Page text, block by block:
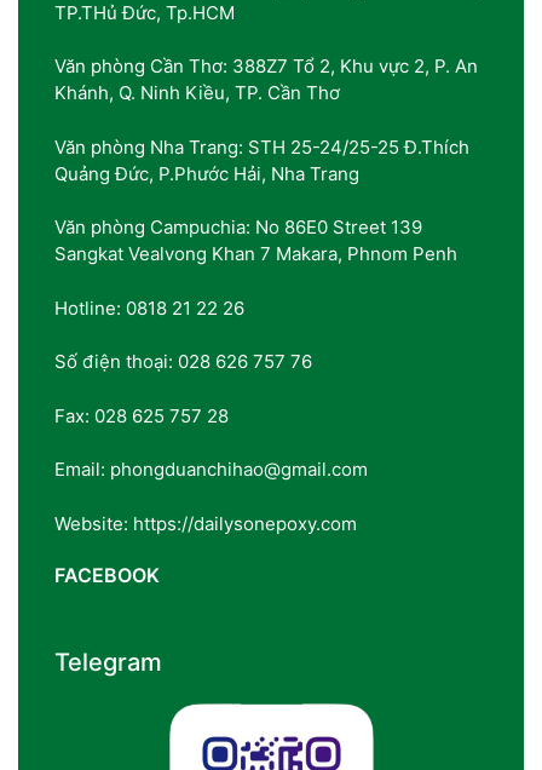
TP.THủ Đức, Tp.HCM
Văn phòng Cần Thơ: 388Z7 Tổ 2, Khu vực 2, P. An
Khánh, Q. Ninh Kiều, TP. Cần Thơ
Văn phòng Nha Trang: STH 25-24/25-25 Đ.Thích
Quảng Đức, P.Phước Hải, Nha Trang
Văn phòng Campuchia: No 86E0 Street 139
Sangkat Vealvong Khan 7 Makara, Phnom Penh
Hotline: 0818 21 22 26
Số điện thoại: 028 626 757 76
Fax: 028 625 757 28
Email: phongduanchihao@gmail.com
Website: https://dailysonepoxy.com
FACEBOOK
Telegram